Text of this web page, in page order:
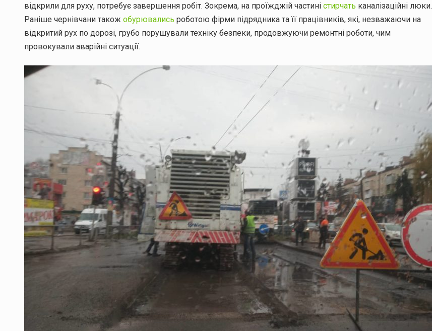
відкрили для руху, потребує завершення робіт. Зокрема, на проїжджій частині стирчать каналізаційні люки.
Раніше чернівчани також обурювались роботою фірми підрядника та її працівників, які, незважаючи на
відкритий рух по дорозі, грубо порушували техніку безпеки, продовжуючи ремонтні роботи, чим
провокували аварійні ситуації.